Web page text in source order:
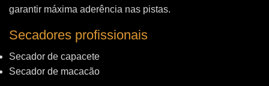
garantir máxima aderência nas pistas.
Secadores profissionais
Secador de capacete
Secador de macacão